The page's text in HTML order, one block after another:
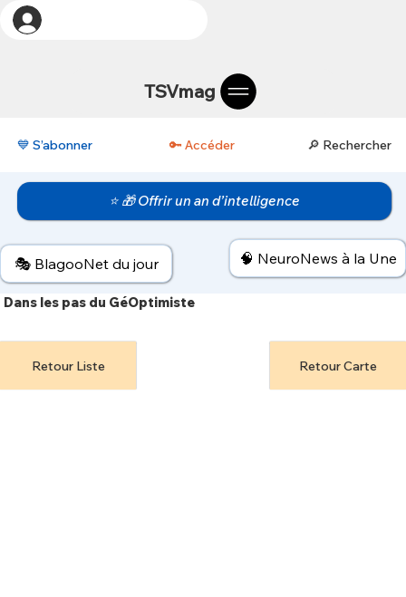
TSVmag
💙 S’abonner 🔑 Accéder 🔎 Rechercher
🎭 BlagooNet du jour
⭐ 🎁 Offrir un an d’intelligence
🧠 NeuroNews à la Une
Dans les pas du GéOptimiste
Retour Liste Retour Carte